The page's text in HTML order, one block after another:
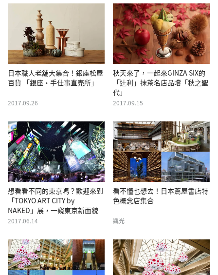
日本職人老舖大集合！銀座松屋
百貨 「銀座・手仕事直売所」
2017.09.26
秋天來了，一起來GINZA SIX的
「辻利」抹茶名店品嚐「秋之聖
代」
2017.09.15
想看看不同的東京嗎？歡迎來到
「TOKYO ART CITY by
NAKED」展，一窺東京新面貌
2017.06.14
看不懂也想去！日本蔦屋書店特
色概念店集合
觀光